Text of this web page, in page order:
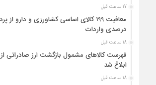
17 ساعت قبل
درصدی واردات
18 ساعت قبل
فهرست کالاهای مشمول بازگشت ارز صادراتی از
ابلاغ شد
18 ساعت قبل